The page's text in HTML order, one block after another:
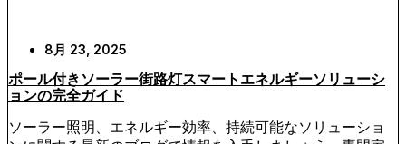
8月 23, 2025
ポール付きソーラー街路灯スマートエネルギーソリューシ
ョンの完全ガイド
ソーラー照明、エネルギー効率、持続可能なソリューショ